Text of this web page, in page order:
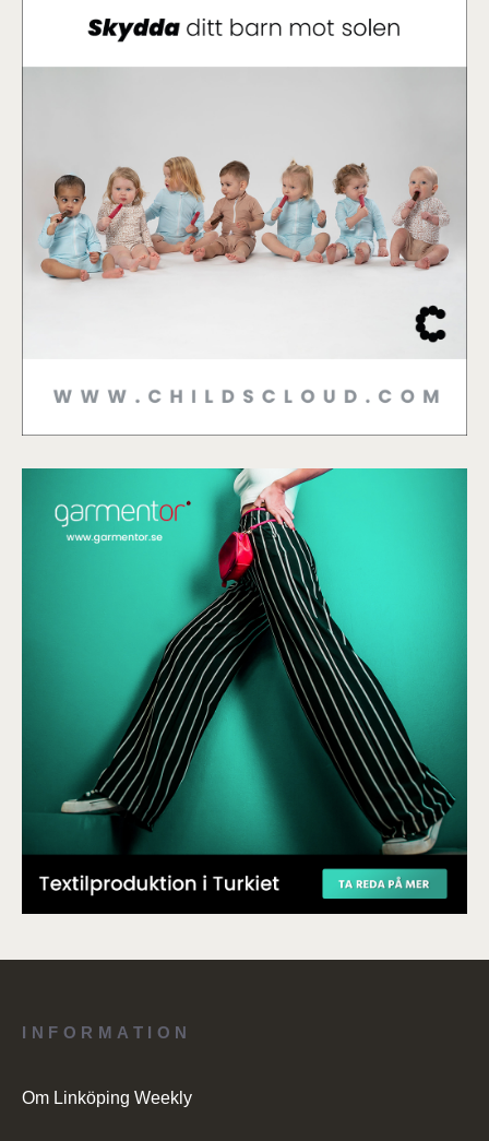
INFORMATION
Om Linköping Weekly